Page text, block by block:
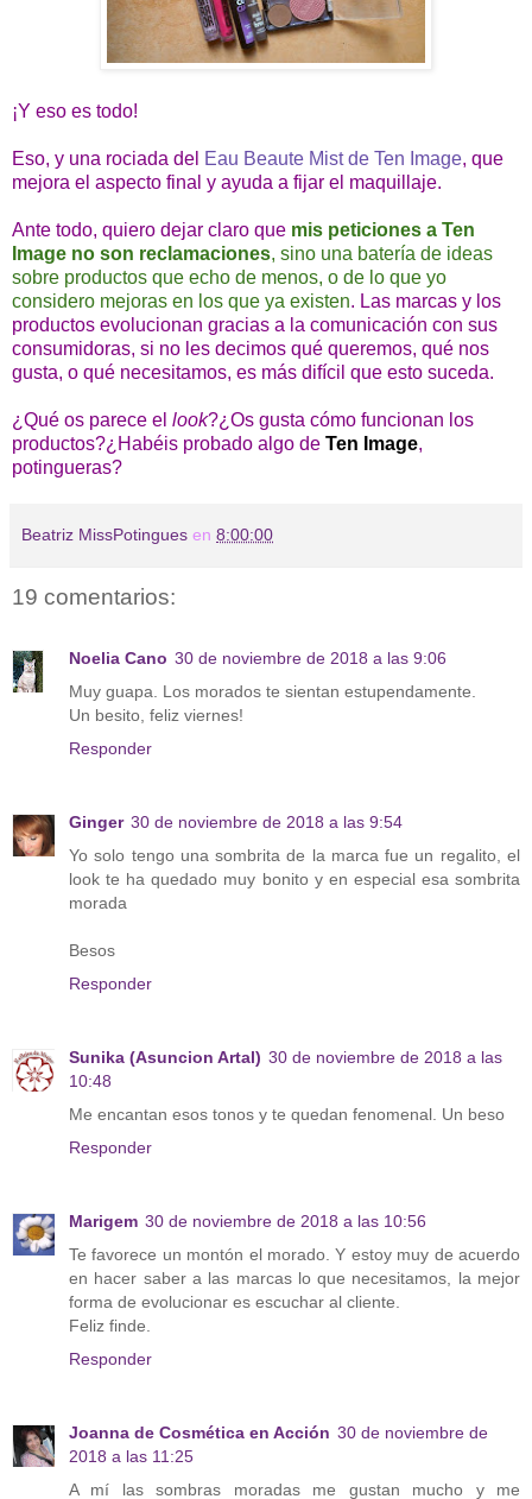
¡Y eso es todo!
Eso, y una rociada del Eau Beaute Mist de Ten Image, que
mejora el aspecto final y ayuda a fijar el maquillaje.
Ante todo, quiero dejar claro que mis peticiones a Ten
Image no son reclamaciones, sino una batería de ideas
sobre productos que echo de menos, o de lo que yo
considero mejoras en los que ya existen. Las marcas y los
productos evolucionan gracias a la comunicación con sus
consumidoras, si no les decimos qué queremos, qué nos
gusta, o qué necesitamos, es más difícil que esto suceda.
¿Qué os parece el look?¿Os gusta cómo funcionan los
productos?¿Habéis probado algo de Ten Image,
potingueras?
Beatriz MissPotingues en 8:00:00
19 comentarios:
Noelia Cano 30 de noviembre de 2018 a las 9:06
Muy guapa. Los morados te sientan estupendamente.
Un besito, feliz viernes!
Responder
Ginger 30 de noviembre de 2018 a las 9:54
Yo solo tengo una sombrita de la marca fue un regalito, el
look te ha quedado muy bonito y en especial esa sombrita
morada
Besos
Responder
Sunika (Asuncion Artal) 30 de noviembre de 2018 a las
10:48
Me encantan esos tonos y te quedan fenomenal. Un beso
Responder
Marigem 30 de noviembre de 2018 a las 10:56
Te favorece un montón el morado. Y estoy muy de acuerdo
en hacer saber a las marcas lo que necesitamos, la mejor
forma de evolucionar es escuchar al cliente.
Feliz finde.
Responder
Joanna de Cosmética en Acción 30 de noviembre de
2018 a las 11:25
A mí las sombras moradas me gustan mucho y me